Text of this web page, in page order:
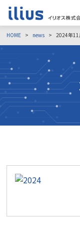
HOME news 2024年11